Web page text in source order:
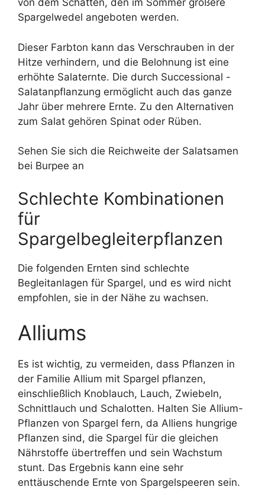
von dem Schatten, den im Sommer größere
Spargelwedel angeboten werden.
Dieser Farbton kann das Verschrauben in der
Hitze verhindern, und die Belohnung ist eine
erhöhte Salaternte. Die durch Successional -
Salatanpflanzung ermöglicht auch das ganze
Jahr über mehrere Ernte. Zu den Alternativen
zum Salat gehören Spinat oder Rüben.
Sehen Sie sich die Reichweite der Salatsamen
bei Burpee an
Schlechte Kombinationen
für
Spargelbegleiterpflanzen
Die folgenden Ernten sind schlechte
Begleitanlagen für Spargel, und es wird nicht
empfohlen, sie in der Nähe zu wachsen.
Alliums
Es ist wichtig, zu vermeiden, dass Pflanzen in
der Familie Allium mit Spargel pflanzen,
einschließlich Knoblauch, Lauch, Zwiebeln,
Schnittlauch und Schalotten. Halten Sie Allium-
Pflanzen von Spargel fern, da Alliens hungrige
Pflanzen sind, die Spargel für die gleichen
Nährstoffe übertreffen und sein Wachstum
stunt. Das Ergebnis kann eine sehr
enttäuschende Ernte von Spargelspeeren sein.